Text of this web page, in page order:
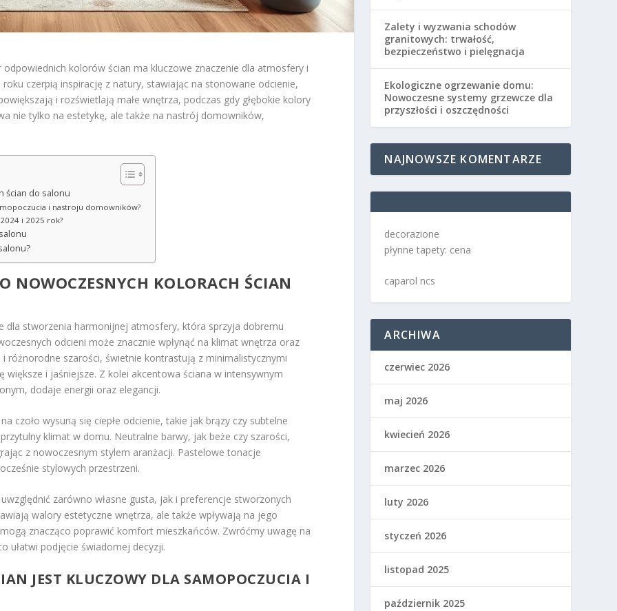
kolorów ścian ma kluczowe znaczenie dla atmosfery i
czerpią inspirację z natury, stawiając na stonowane odcienie,
i rozświetlają małe wnętrza, podczas gdy głębokie kolory
nie tylko na estetykę, ale także na nastrój domowników,
ścian do salonu
i nastroju domowników?
i 2025 rok?
NOWOCZESNYCH KOLORACH ŚCIAN
dla stworzenia harmonijnej atmosfery, która sprzyja dobremu
odcieni może znacznie wpłynąć na klimat wnętrza oraz
i różnorodne szarości, świetnie kontrastują z minimalistycznymi
i jaśniejsze. Z kolei akcentowa ściana w intensywnym
dodaje energii oraz elegancji.
czoło wysuną się ciepłe odcienie, takie jak brązy czy subtelne
klimat w domu. Neutralne barwy, jak beże czy szarości,
z nowoczesnym stylem aranżacji. Pastelowe tonacje
stylowych przestrzeni.
zarówno własne gusta, jak i preferencje stworzonych
walory estetyczne wnętrza, ale także wpływają na jego
znacząco poprawić komfort mieszkańców. Zwróćmy uwagę na
ułatwi podjęcie świadomej decyzji.
JEST KLUCZOWY DLA SAMOPOCZUCIA I
Zalety i wyzwania schodów
granitowych: trwałość,
bezpieczeństwo i pielęgnacja
Ekologiczne ogrzewanie domu:
Nowoczesne systemy grzewcze dla
przyszłości i oszczędności
NAJNOWSZE KOMENTARZE
decorazione
płynne tapety: cena
caparol ncs
ARCHIWA
czerwiec 2026
maj 2026
kwiecień 2026
marzec 2026
luty 2026
styczeń 2026
listopad 2025
październik 2025